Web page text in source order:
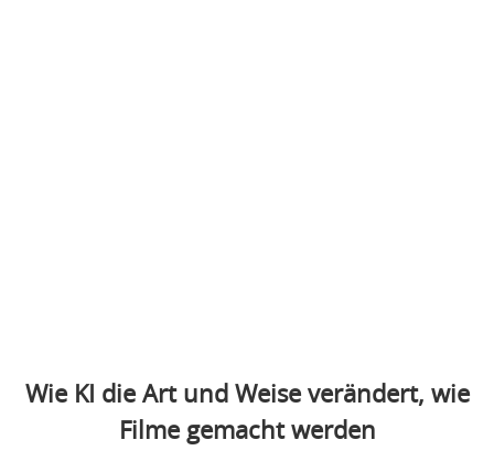
Wie KI die Art und Weise verändert, wie
Filme gemacht werden